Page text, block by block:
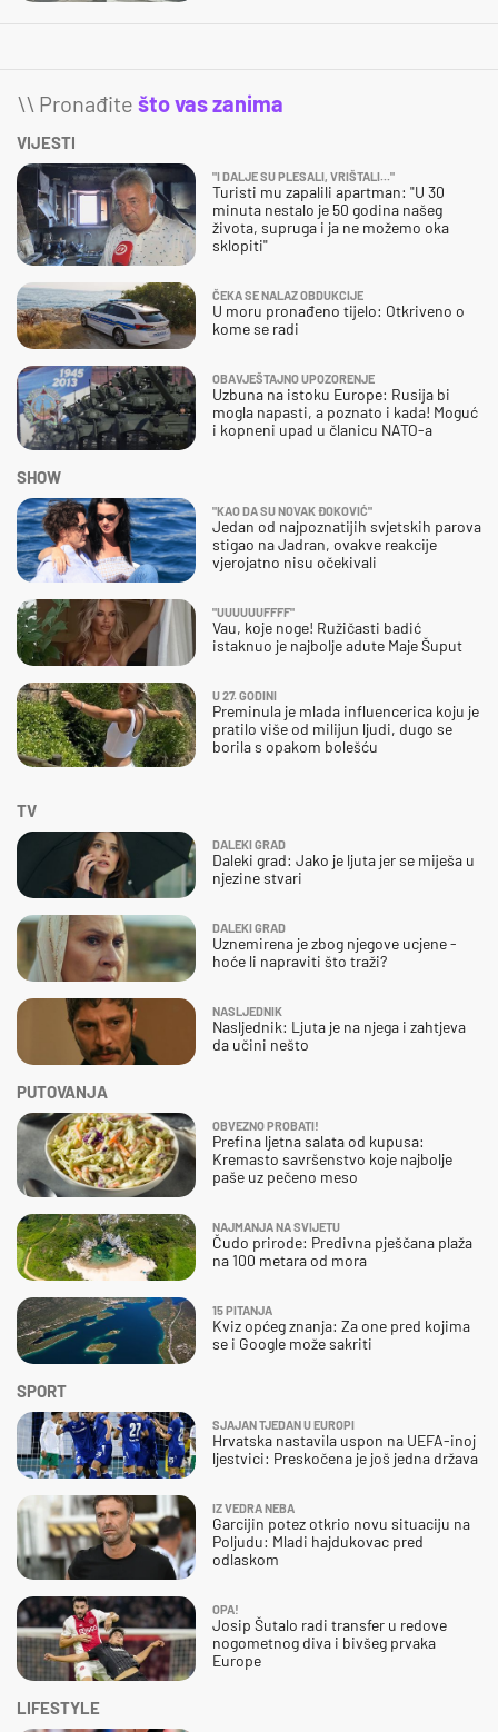
\\ Pronađite što vas zanima
VIJESTI
"I DALJE SU PLESALI, VRIŠTALI..."
Turisti mu zapalili apartman: "U 30
minuta nestalo je 50 godina našeg
života, supruga i ja ne možemo oka
sklopiti"
ČEKA SE NALAZ OBDUKCIJE
U moru pronađeno tijelo: Otkriveno o
kome se radi
OBAVJEŠTAJNO UPOZORENJE
Uzbuna na istoku Europe: Rusija bi
mogla napasti, a poznato i kada! Moguć
i kopneni upad u članicu NATO-a
SHOW
"KAO DA SU NOVAK ĐOKOVIĆ"
Jedan od najpoznatijih svjetskih parova
stigao na Jadran, ovakve reakcije
vjerojatno nisu očekivali
"UUUUUUFFFF"
Vau, koje noge! Ružičasti badić
istaknuo je najbolje adute Maje Šuput
U 27. GODINI
Preminula je mlada influencerica koju je
pratilo više od milijun ljudi, dugo se
borila s opakom bolešću
SPORT
SJAJAN TJEDAN U EUROPI
Hrvatska nastavila uspon na UEFA-inoj
ljestvici: Preskočena je još jedna država
IZ VEDRA NEBA
Garcijin potez otkrio novu situaciju na
Poljudu: Mladi hajdukovac pred
odlaskom
OPA!
Josip Šutalo radi transfer u redove
nogometnog diva i bivšeg prvaka
Europe
TV
DALEKI GRAD
Daleki grad: Jako je ljuta jer se miješa u
njezine stvari
DALEKI GRAD
Uznemirena je zbog njegove ucjene -
hoće li napraviti što traži?
NASLJEDNIK
Nasljednik: Ljuta je na njega i zahtjeva
da učini nešto
PUTOVANJA
OBVEZNO PROBATI!
Prefina ljetna salata od kupusa:
Kremasto savršenstvo koje najbolje
paše uz pečeno meso
NAJMANJA NA SVIJETU
Čudo prirode: Predivna pješčana plaža
na 100 metara od mora
15 PITANJA
Kviz općeg znanja: Za one pred kojima
se i Google može sakriti
LIFESTYLE